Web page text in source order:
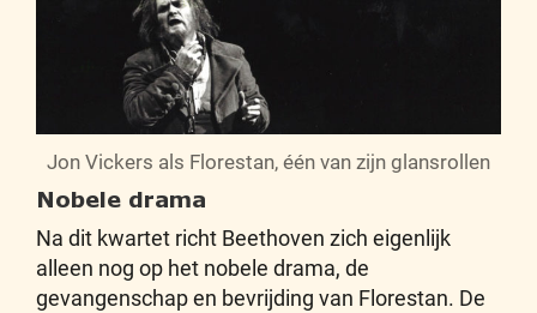
Jon Vickers als Florestan, één van zijn glansrollen
Nobele drama
Na dit kwartet richt Beethoven zich eigenlijk
alleen nog op het nobele drama, de
gevangenschap en bevrijding van Florestan. De